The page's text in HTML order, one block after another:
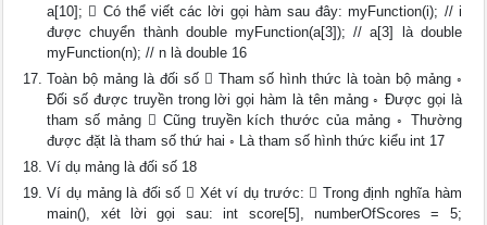
a[10];  Có thể viết các lời gọi hàm sau đây: myFunction(i); // i
được chuyển thành double myFunction(a[3]); // a[3] là double
myFunction(n); // n là double 16
Toàn bộ mảng là đối số  Tham số hình thức là toàn bộ mảng ◦
Đối số được truyền trong lời gọi hàm là tên mảng ◦ Được gọi là
tham số mảng  Cũng truyền kích thước của mảng ◦ Thường
được đặt là tham số thứ hai ◦ Là tham số hình thức kiểu int 17
Ví dụ mảng là đối số 18
Ví dụ mảng là đối số  Xét ví dụ trước:  Trong định nghĩa hàm
main(), xét lời gọi sau: int score[5], numberOfScores = 5;